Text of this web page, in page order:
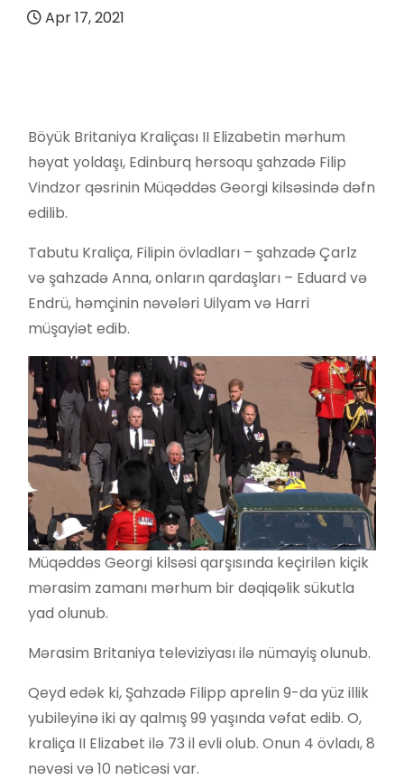
Apr 17, 2021
Böyük Britaniya Kraliçası II Elizabetin mərhum
həyat yoldaşı, Edinburq hersoqu şahzadə Filip
Vindzor qəsrinin Müqəddəs Georgi kilsəsində dəfn
edilib.
Tabutu Kraliça, Filipin övladları – şahzadə Çarlz
və şahzadə Anna, onların qardaşları – Eduard və
Endrü, həmçinin nəvələri Uilyam və Harri
müşayiət edib.
Müqəddəs Georgi kilsəsi qarşısında keçirilən kiçik
mərasim zamanı mərhum bir dəqiqəlik sükutla
yad olunub.
Mərasim Britaniya televiziyası ilə nümayiş olunub.
Qeyd edək ki, Şahzadə Filipp aprelin 9-da yüz illik
yubileyinə iki ay qalmış 99 yaşında vəfat edib. O,
kraliça II Elizabet ilə 73 il evli olub. Onun 4 övladı, 8
nəvəsi və 10 nəticəsi var.